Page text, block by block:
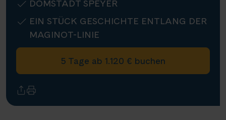
Infos
Kontakt
Reisekalender
Reisekataloge
DOMSTADT SPEYER
EIN STÜCK GESCHICHTE ENTLANG DER
MAGINOT-LINIE
5 Tage ab 1.120 € buchen